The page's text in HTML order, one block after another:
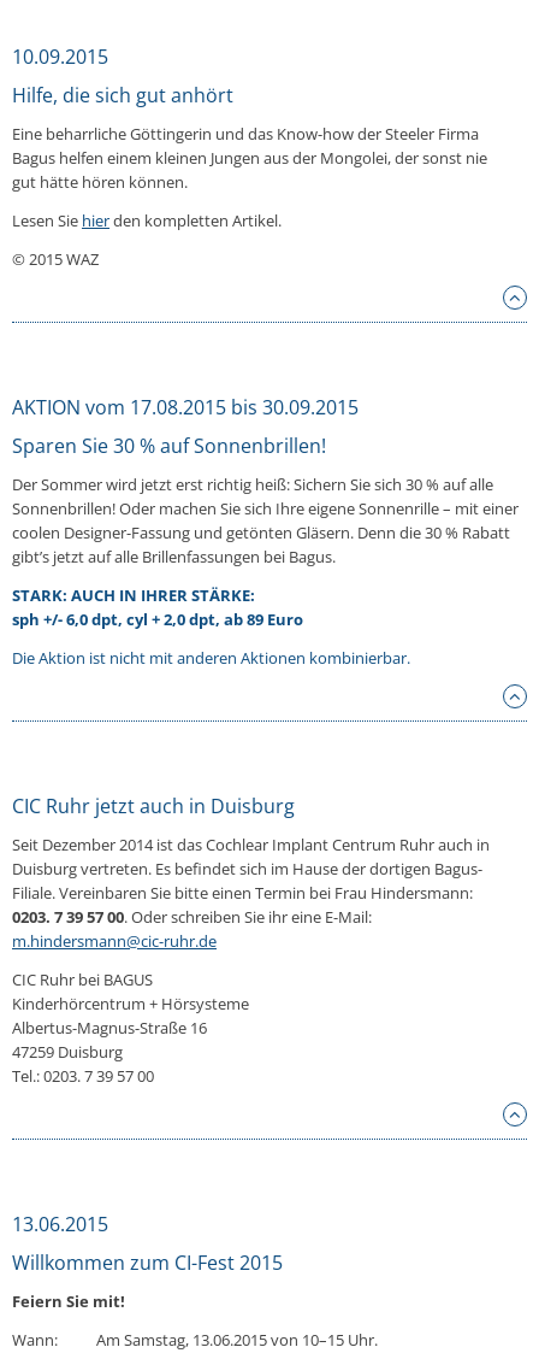
10.09.2015
Hilfe, die sich gut anhört
Eine beharrliche Göttingerin und das Know-how der Steeler Firma
Bagus helfen einem kleinen Jungen aus der Mongolei, der sonst nie
gut hätte hören können.
Lesen Sie hierden kompletten Artikel.
© 2015 WAZ
AKTION vom 17.08.2015 bis 30.09.2015
Sparen Sie 30 % auf Sonnenbrillen!
Der Sommer wird jetzt erst richtig heiß: Sichern Sie sich 30 % auf alle
Sonnenbrillen! Oder machen Sie sich Ihre eigene Sonnenrille – mit einer
coolen Designer-Fassung und getönten Gläsern. Denn die 30 % Rabatt
gibt’s jetzt auf alle Brillenfassungen bei Bagus.
STARK: AUCH IN IHRER STÄRKE:
sph +/- 6,0 dpt, cyl + 2,0 dpt, ab 89 Euro
Die Aktion ist nicht mit anderen Aktionen kombinierbar.
CIC Ruhr jetzt auch in Duisburg
Seit De­zem­ber 2014 ist das Co­ch­le­ar Implant Centrum Ruhr auch in
Duis­burg ver­tre­ten. Es be­fin­det sich im Hause der dor­ti­gen Bagus-
Filiale. Ver­ein­ba­ren Sie bitte einen Termin bei Frau Hin­ders­mann:
0203. 7 39 57 00. Oder schrei­ben Sie ihr eine E-Mail:
m.​hindersmann@​cic-ruhr.​de
CIC Ruhr bei BAGUS
Kin­der­hör­cen­trum + Hör­sys­te­me
Al­ber­tus-Ma­gnus-Stra­ße 16
47259 Duis­burg
Tel.: 0203. 7 39 57 00
13.06.2015
Willkommen zum CI-Fest 2015
Feiern Sie mit!
Wann:
Am Samstag, 13.06.2015 von 10–15 Uhr.